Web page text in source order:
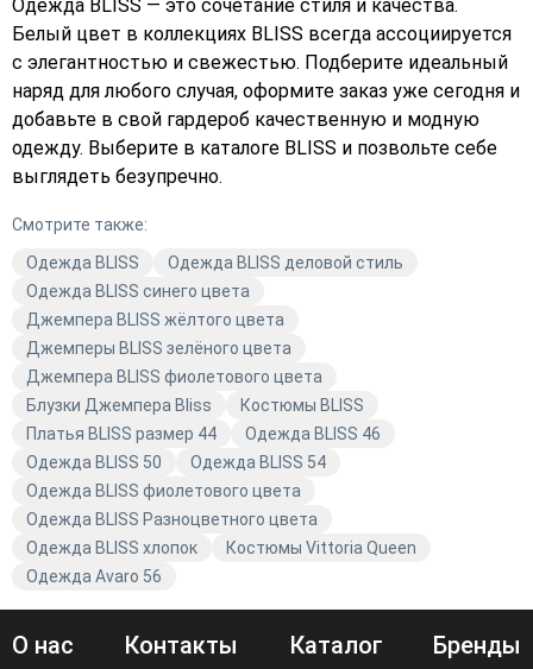
Одежда BLISS — это сочетание стиля и качества.
Белый цвет в коллекциях BLISS всегда ассоциируется
с элегантностью и свежестью. Подберите идеальный
наряд для любого случая, оформите заказ уже сегодня и
добавьте в свой гардероб качественную и модную
одежду. Выберите в каталоге BLISS и позвольте себе
выглядеть безупречно.
Смотрите также:
Одежда BLISS
Одежда BLISS деловой стиль
Одежда BLISS синего цвета
Джемпера BLISS жёлтого цвета
Джемперы BLISS зелёного цвета
Джемпера BLISS фиолетового цвета
Блузки Джемпера Bliss
Костюмы BLISS
Платья BLISS размер 44
Одежда BLISS 46
Одежда BLISS 50
Одежда BLISS 54
Одежда BLISS фиолетового цвета
Одежда BLISS Разноцветного цвета
Одежда BLISS хлопок
Костюмы Vittoria Queen
Одежда Avaro 56
О нас Контакты Каталог Бренды